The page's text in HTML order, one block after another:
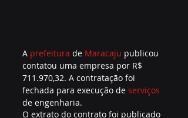
A prefeitura de Maracaju publicou
contatou uma empresa por R$
711.970,32. A contratação foi
fechada para execução de serviços
de engenharia.
O extrato do contrato foi publicado